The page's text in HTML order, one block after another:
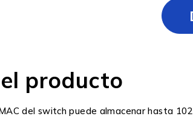
producto
del switch puede almacenar hasta